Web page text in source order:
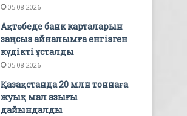
05.08.2026
Ақтөбеде банк карталарын
заңсыз айналымға енгізген
күдікті ұсталды
05.08.2026
Қазақстанда 20 млн тоннаға
жуық мал азығы
дайындалды